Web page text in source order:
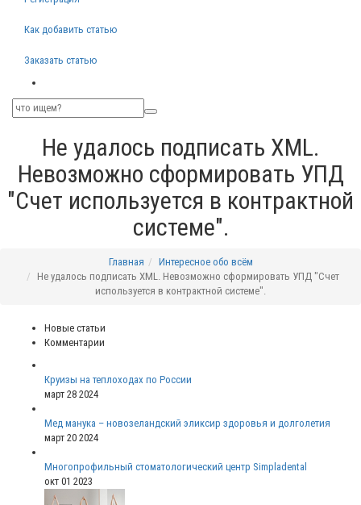
Как добавить статью
Заказать статью
Не удалось подписать XML.
Невозможно сформировать УПД
"Счет используется в контрактной
системе".
Главная
Интересное обо всём
Не удалось подписать XML. Невозможно сформировать УПД "Счет
используется в контрактной системе".
Новые статьи
Комментарии
Круизы на теплоходах по России
март 28 2024
Мед манука – новозеландский эликсир здоровья и долголетия
март 20 2024
Многопрофильный стоматологический центр Simpladental
окт 01 2023